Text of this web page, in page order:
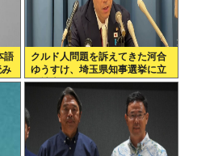
語
クルド人問題を訴えてきた河合
ゆうすけ、埼玉県知事選挙に立
候補表明www